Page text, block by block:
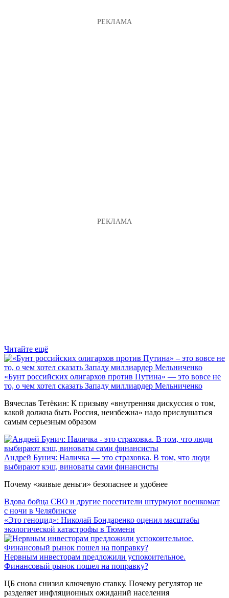
Читайте ещё
«Бунт российских олигархов против Путина» — это вовсе не
то, о чем хотел сказать Западу миллиардер Мельниченко
Вячеслав Тетёкин: К призыву «внутренняя дискуссия о том,
какой должна быть Россия, неизбежна» надо прислушаться
самым серьезным образом
Андрей Бунич: Наличка — это страховка. В том, что люди
выбирают кэш, виноваты сами финансисты
Почему «живые деньги» безопаснее и удобнее
Вдова бойца СВО и другие посетители штурмуют военкомат
с ночи в Челябинске
«Это геноцид»: Николай Бондаренко оценил масштабы
экологической катастрофы в Тюмени
Нервным инвесторам предложили успокоительное.
Финансовый рынок пошел на поправку?
ЦБ снова снизил ключевую ставку. Почему регулятор не
разделяет инфляционных ожиданий населения